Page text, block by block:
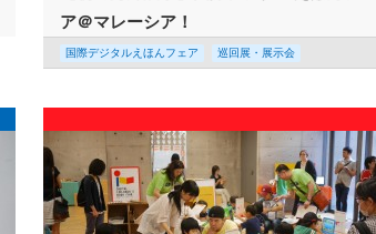
ア＠マレーシア！
国際デジタルえほんフェア 巡回展・展示会